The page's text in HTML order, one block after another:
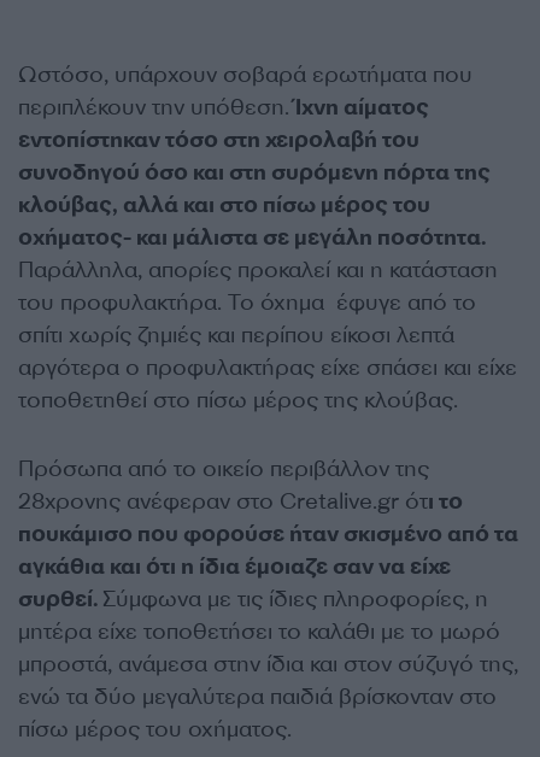
Ωστόσο, υπάρχουν σοβαρά ερωτήματα που
περιπλέκουν την υπόθεση.Ίχνη αίματος
εντοπίστηκαν τόσο στη χειρολαβή του
συνοδηγού όσο και στη συρόμενη πόρτα της
κλούβας, αλλά και στο πίσω μέρος του
οχήματος- και μάλιστα σε μεγάλη ποσότητα.
Παράλληλα, απορίες προκαλεί και η κατάσταση
του προφυλακτήρα. Το όχημα έφυγε από το
σπίτι χωρίς ζημιές και περίπου είκοσι λεπτά
αργότερα ο προφυλακτήρας είχε σπάσει και είχε
τοποθετηθεί στο πίσω μέρος της κλούβας.
Πρόσωπα από το οικείο περιβάλλον της
28χρονης ανέφεραν στο Cretalive.gr ότι το
πουκάμισο που φορούσε ήταν σκισμένο από τα
αγκάθια και ότι η ίδια έμοιαζε σαν να είχε
συρθεί. Σύμφωνα με τις ίδιες πληροφορίες, η
μητέρα είχε τοποθετήσει το καλάθι με το μωρό
μπροστά, ανάμεσα στην ίδια και στον σύζυγό της,
ενώ τα δύο μεγαλύτερα παιδιά βρίσκονταν στο
πίσω μέρος του οχήματος.